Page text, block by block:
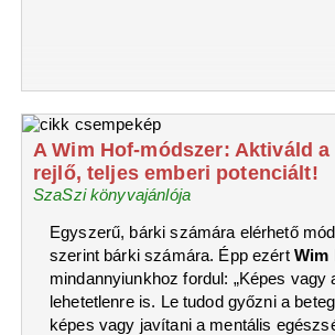
A Wim Hof-módszer: Aktiváld a
rejlő, teljes emberi potenciált!
SzaSzi könyvajánlója
Egyszerű, bárki számára elérhető
szerint bárki számára. Épp ezért Wim
mindannyiunkhoz fordul: „Képes vagy
lehetetlenre is. Le tudod győzni a
képes vagy javítani a mentális